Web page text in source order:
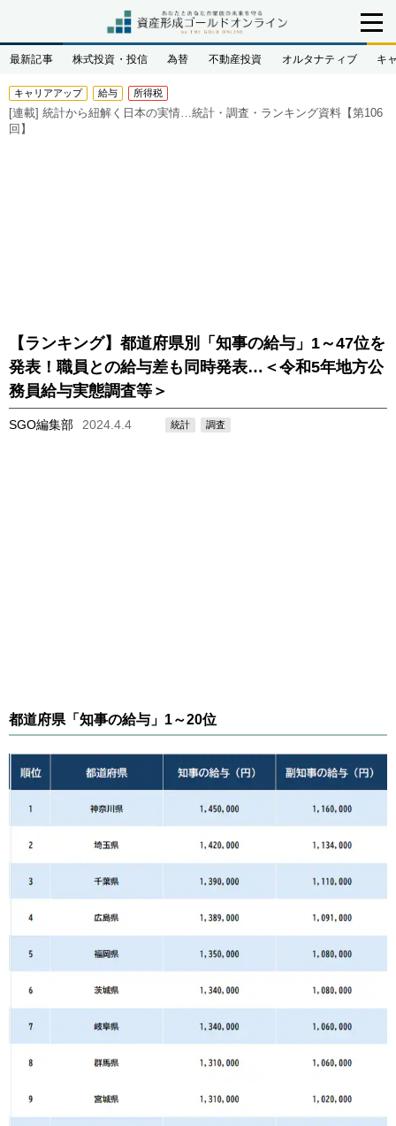
最新記事 株式投資・投信 為替 不動産投資 オルタナティブ キ
キャリアアップ 給与 所得税
[連載] 統計から紐解く日本の実情…統計・調査・ランキング資料【第106
回】
【ランキング】都道府県別「知事の給与」1～47位を
発表！職員との給与差も同時発表…＜令和5年地方公
務員給与実態調査等＞
SGO編集部 2024.4.4 統計 調査
都道府県「知事の給与」1～20位